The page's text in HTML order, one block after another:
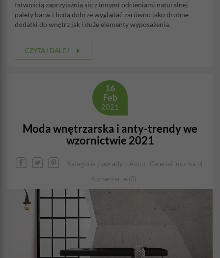
łatwością zaprzyjaźnią się z innymi odcieniami naturalnej
palety barw i będą dobrze wyglądać zarówno jako drobne
dodatki do wnętrz jak i duże elementy wyposażenia.
CZYTAJ DALEJ
16
Feb
2021
Moda wnętrzarska i anty-trendy we
wzornictwie 2021
Kategoria / porady
Autor: GaleriaLimonka.pl
Komentarze (0)